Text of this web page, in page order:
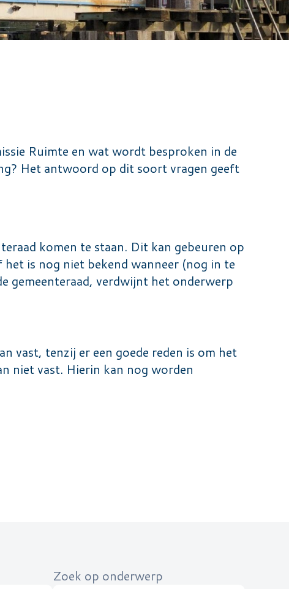
Ruimte en wat wordt besproken in de
Het antwoord op dit soort vragen geeft
komen te staan. Dit kan gebeuren op
is nog niet bekend wanneer (nog in te
gemeenteraad, verdwijnt het onderwerp
vast, tenzij er een goede reden is om het
niet vast. Hierin kan nog worden
Zoek op onderwerp